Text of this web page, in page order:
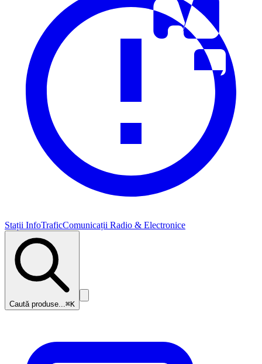
Stații InfoTraficComunicații Radio & Electronice
Caută produse...⌘K